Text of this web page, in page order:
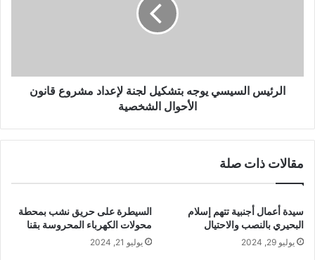
الرئيس السيسي يوجه بتشكيل لجنة لإعداد مشروع قانون
الأحوال الشخصية
مقالات ذات صلة
سيدة أعمال أجنبية تتهم إسلام
البحيري بالنصب والاحتيال
يوليو 29, 2024
السيطرة على حريق نشب بمحطة
محولات الكهرباء المحروسة بقنا
يوليو 21, 2024